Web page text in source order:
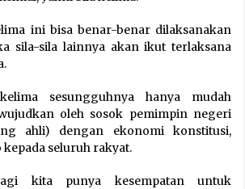
ini bisa benar-benar dilaksanakan
sila-sila lainnya akan ikut terlaksana
sesungguhnya hanya mudah
oleh sosok pemimpin negeri
ahli) dengan ekonomi konstitusi,
seluruh rakyat.
kita punya kesempatan untuk